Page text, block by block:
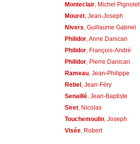
Monteclair, Michel Pignolet
Mouret, Jean-Joseph
Nivers , Guillaume Gabriel
Philidor, Anne Danican
Philidor, François-André
Philidor, Pierre Danican
Rameau, Jean-Philippe
Rebel, Jean-Féry
Senaillé, Jean-Baptiste
Siret, Nicolas
Touchemoulin, Joseph
Visée, Robert